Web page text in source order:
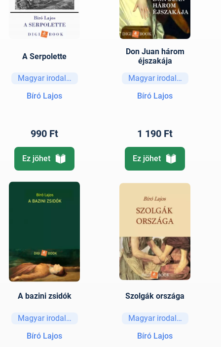
A Serpolette
Magyar irodalom
Bíró Lajos
990 Ft
Ez jöhet
Don Juan három
éjszakája
Magyar irodalom
Bíró Lajos
1 190 Ft
Ez jöhet
A bazini zsidók
Magyar irodalom
Bíró Lajos
Szolgák országa
Magyar irodalom
Bíró Lajos